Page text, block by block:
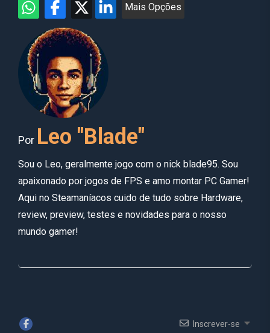
Mais Opções
Por Leo "Blade"
Sou o Leo, geralmente jogo com o nick blade95. Sou
apaixonado por jogos de FPS e amo montar PC Gamer!
Aqui no Steamaníacos cuido de tudo sobre Hardware,
review, preview, testes e novidades para o nosso
mundo gamer!
Inscrever-se